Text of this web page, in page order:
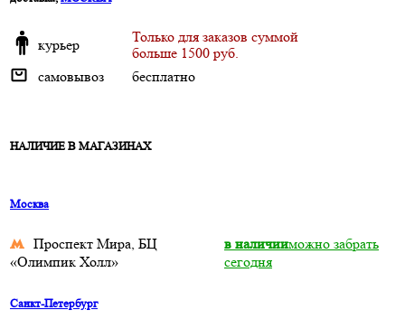
курьер
Только для заказов суммой
больше 1500 руб.
самовывоз
бесплатно
НАЛИЧИЕ В МАГАЗИНАХ
Москва
Проспект Мира, БЦ
«Олимпик Холл»
в наличииможно забрать
сегодня
Санкт-Петербург